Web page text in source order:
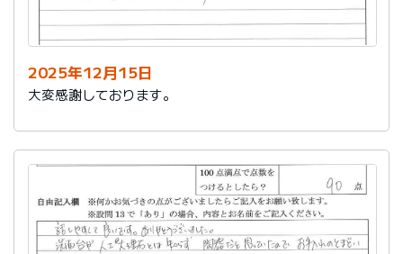
2025年12月15日
大変感謝しております。